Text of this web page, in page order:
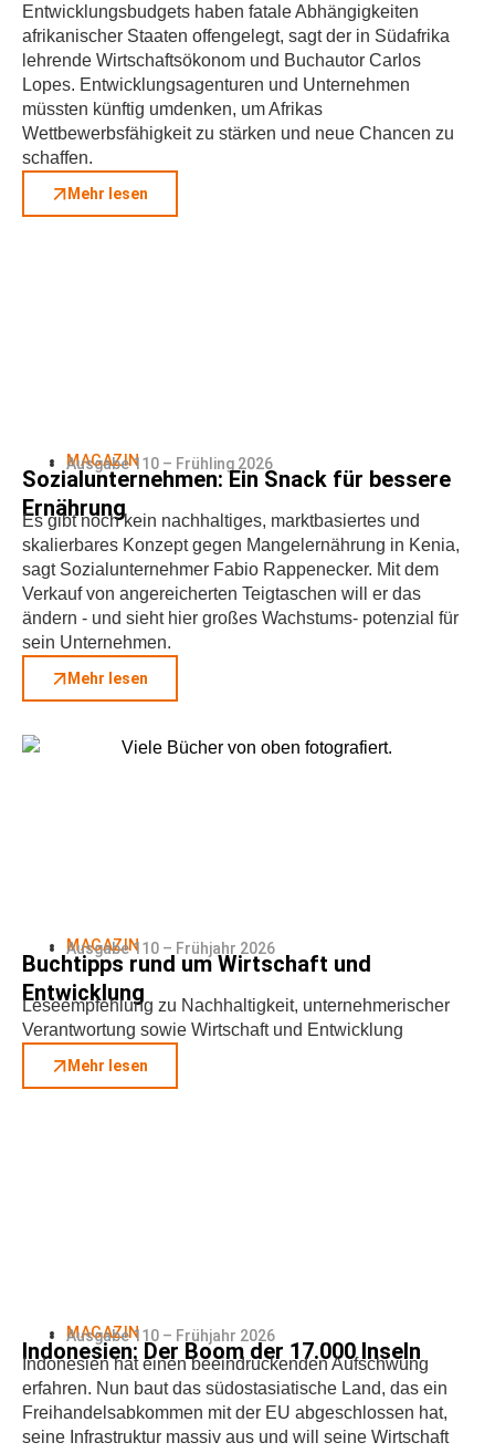
Entwicklungsbudgets haben fatale Abhängigkeiten
afrikanischer Staaten offengelegt, sagt der in Südafrika
lehrende Wirtschaftsökonom und Buchautor Carlos
Lopes. Entwicklungsagenturen und Unternehmen
müssten künftig umdenken, um Afrikas
Wettbewerbsfähigkeit zu stärken und neue Chancen zu
schaffen.
Mehr lesen
MAGAZIN
Ausgabe 110 – Frühling 2026
Sozialunternehmen: Ein Snack für bessere
Ernährung
Es gibt noch kein nachhaltiges, marktbasiertes und
skalierbares Konzept gegen Mangelernährung in Kenia,
sagt Sozialunternehmer Fabio Rappenecker. Mit dem
Verkauf von angereicherten Teigtaschen will er das
ändern - und sieht hier großes Wachstums- potenzial für
sein Unternehmen.
Mehr lesen
MAGAZIN
Ausgabe 110 – Frühjahr 2026
Buchtipps rund um Wirtschaft und
Entwicklung
Leseempfehlung zu Nachhaltigkeit, unternehmerischer
Verantwortung sowie Wirtschaft und Entwicklung
Mehr lesen
MAGAZIN
Ausgabe 110 – Frühjahr 2026
Indonesien: Der Boom der 17.000 Inseln
Indonesien hat einen beeindruckenden Aufschwung
erfahren. Nun baut das südostasiatische Land, das ein
Freihandelsabkommen mit der EU abgeschlossen hat,
seine Infrastruktur massiv aus und will seine Wirtschaft